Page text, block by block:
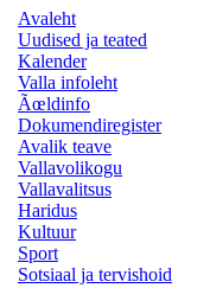
Avaleht
Uudised ja teated
Kalender
Valla infoleht
Ãœldinfo
Dokumendiregister
Avalik teave
Vallavolikogu
Vallavalitsus
Haridus
Kultuur
Sport
Sotsiaal ja tervishoid